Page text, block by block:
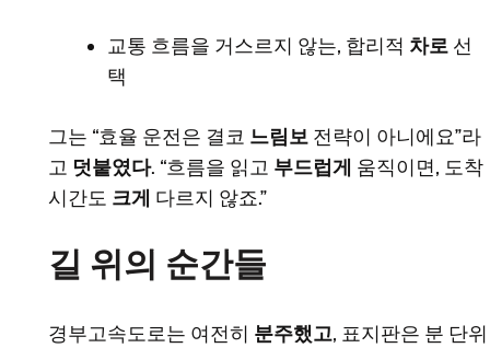
교통 흐름을 거스르지 않는, 합리적 차로 선
택
그는 “효율 운전은 결코 느림보 전략이 아니에요”라
고 덧붙였다. “흐름을 읽고 부드럽게 움직이면, 도착
시간도 크게 다르지 않죠.”
길 위의 순간들
경부고속도로는 여전히 분주했고, 표지판은 분 단위